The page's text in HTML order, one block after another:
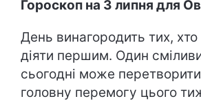
Гороскоп на 3 липня для
День винагородить тих, хто
діяти першим. Один
сьогодні може
головну перемогу цього